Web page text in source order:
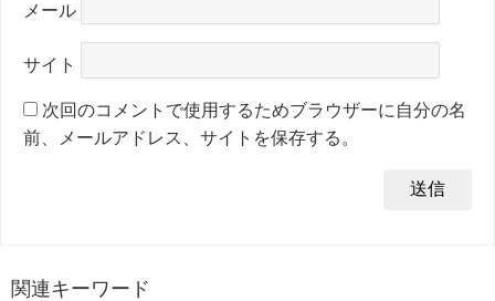
メール
サイト
次回のコメントで使用するためブラウザーに自分の名
前、メールアドレス、サイトを保存する。
関連キーワード